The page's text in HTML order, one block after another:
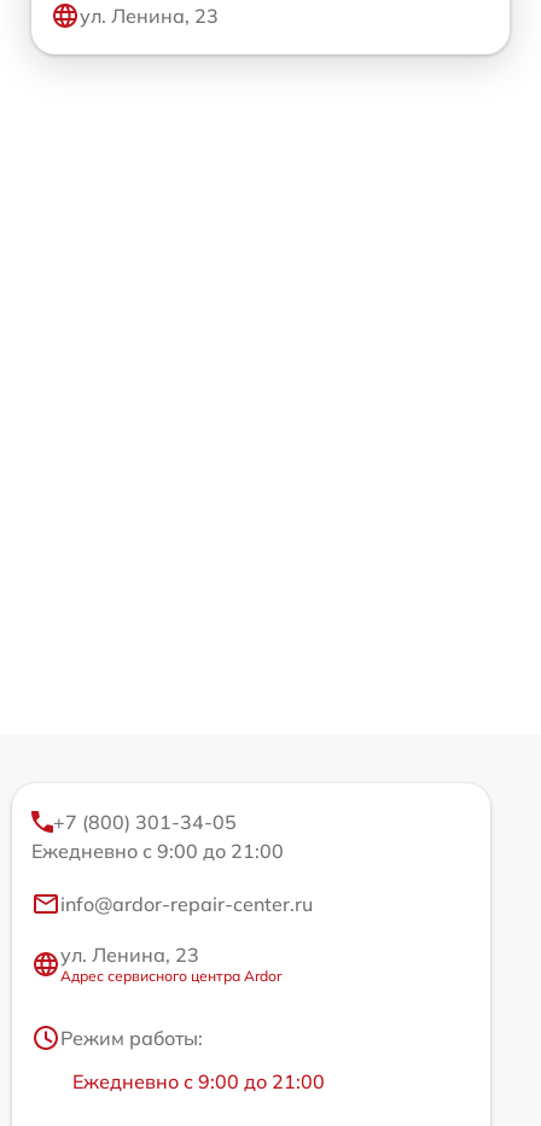
ул. Ленина, 23
+7 (800) 301-34-05
Ежедневно с 9:00 до 21:00
info@ardor-repair-center.ru
ул. Ленина, 23
Адрес сервисного центра Ardor
Режим работы:
Ежедневно с 9:00 до 21:00